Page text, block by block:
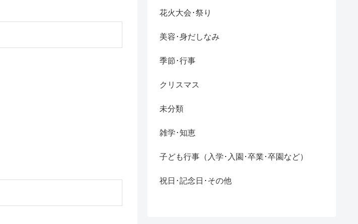
花火大会･祭り
美容･身だしなみ
季節･行事
クリスマス
未分類
雑学･知恵
子ども行事（入学･入園･卒業･卒園など）
祝日･記念日･その他